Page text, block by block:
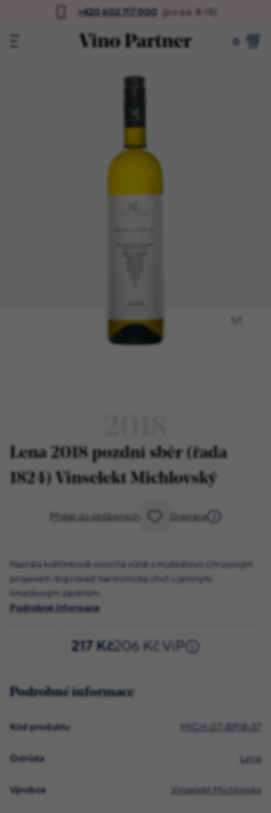
+420 602 717 000 (po-pá, 8-15)
0
Lena 2018 pozdní sběr (řada
1824) Vinselekt Michlovský
Přidat do oblíbených Doprava
Nazrálá květinkově-ovocitá vůně s muškátovo citrusovým
projevem doprovází harmonická chuť s jemným
limetkovým závěrem.
Podrobné informace
217 Kč206 Kč ViP
Podrobné informace
Kód produktu MICH-07-BP18-37
Odrůda Lena
Výrobce Vinselekt Michlovský